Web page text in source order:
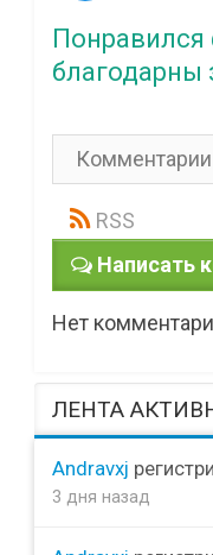
благодарны
RSS
Написать
Нет
ЛЕНТА
Andravxj
3 дня назад